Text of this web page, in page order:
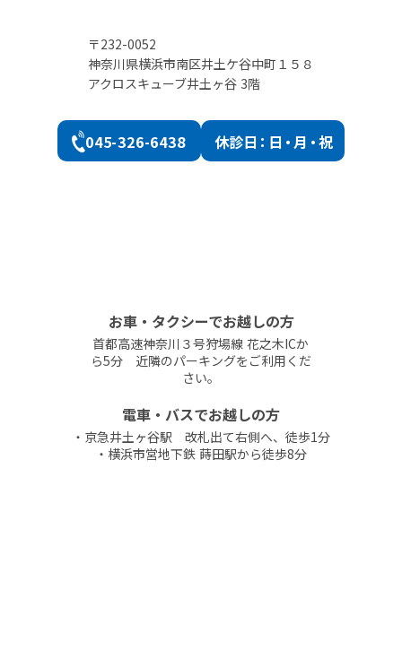
〒232-0052
神奈川県横浜市南区井土ケ谷中町１５８
アクロスキューブ井土ヶ谷 3階
045-326-6438 休診日：日・月・祝
お車・タクシーでお越しの方
首都高速神奈川３号狩場線 花之木ICか
ら5分 近隣のパーキングをご利用くだ
さい。
電車・バスでお越しの方
・京急井土ヶ谷駅 改札出て右側へ、徒歩1分
・横浜市営地下鉄 蒔田駅から徒歩8分